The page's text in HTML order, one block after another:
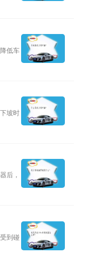
低车
坡时
后，
到碰